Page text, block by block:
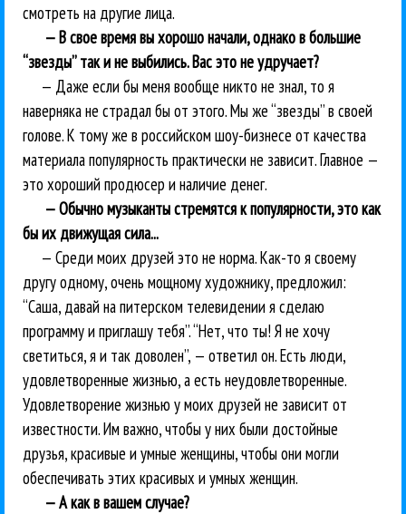
смотреть на другие лица.
— В свое время вы хорошо начали, однако в большие
“звезды” так и не выбились. Вас это не удручает?
— Даже если бы меня вообще никто не знал, то я
наверняка не страдал бы от этого. Мы же “звезды” в своей
голове. К тому же в российском шоу-бизнесе от качества
материала популярность практически не зависит. Главное —
это хороший продюсер и наличие денег.
— Обычно музыканты стремятся к популярности, это как
бы их движущая сила...
— Среди моих друзей это не норма. Как-то я своему
другу одному, очень мощному художнику, предложил:
“Саша, давай на питерском телевидении я сделаю
программу и приглашу тебя”. “Нет, что ты! Я не хочу
светиться, я и так доволен”, — ответил он. Есть люди,
удовлетворенные жизнью, а есть неудовлетворенные.
Удовлетворение жизнью у моих друзей не зависит от
известности. Им важно, чтобы у них были достойные
друзья, красивые и умные женщины, чтобы они могли
обеспечивать этих красивых и умных женщин.
— А как в вашем случае?